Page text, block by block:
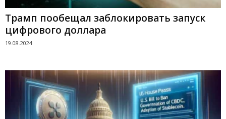
Трамп пообещал заблокировать запуск
цифрового доллара
19.08.2024